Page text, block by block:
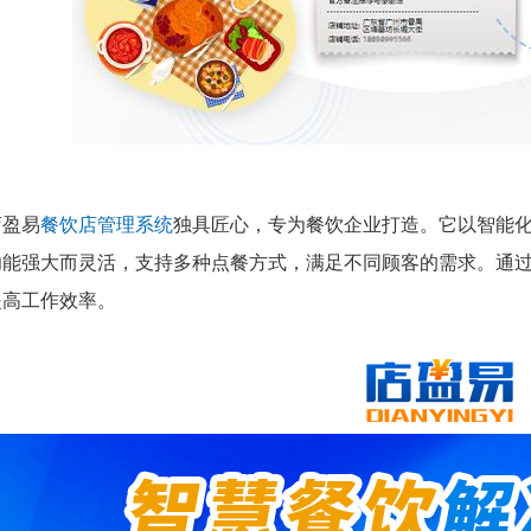
易餐饮店管理系统独具匠心，专为餐饮企业打造。它以智能
强大而灵活，支持多种点餐方式，满足不同顾客的需求。通
工作效率。